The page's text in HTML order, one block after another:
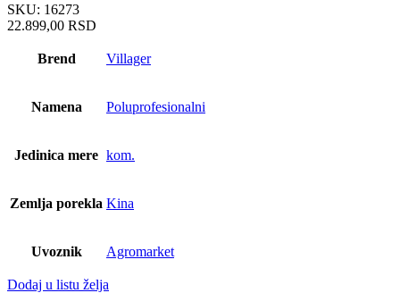
SKU: 16273
22.899,00 RSD
Brend Villager
Namena Poluprofesionalni
Jedinica mere kom.
Zemlja porekla Kina
Uvoznik Agromarket
Dodaj u listu želja